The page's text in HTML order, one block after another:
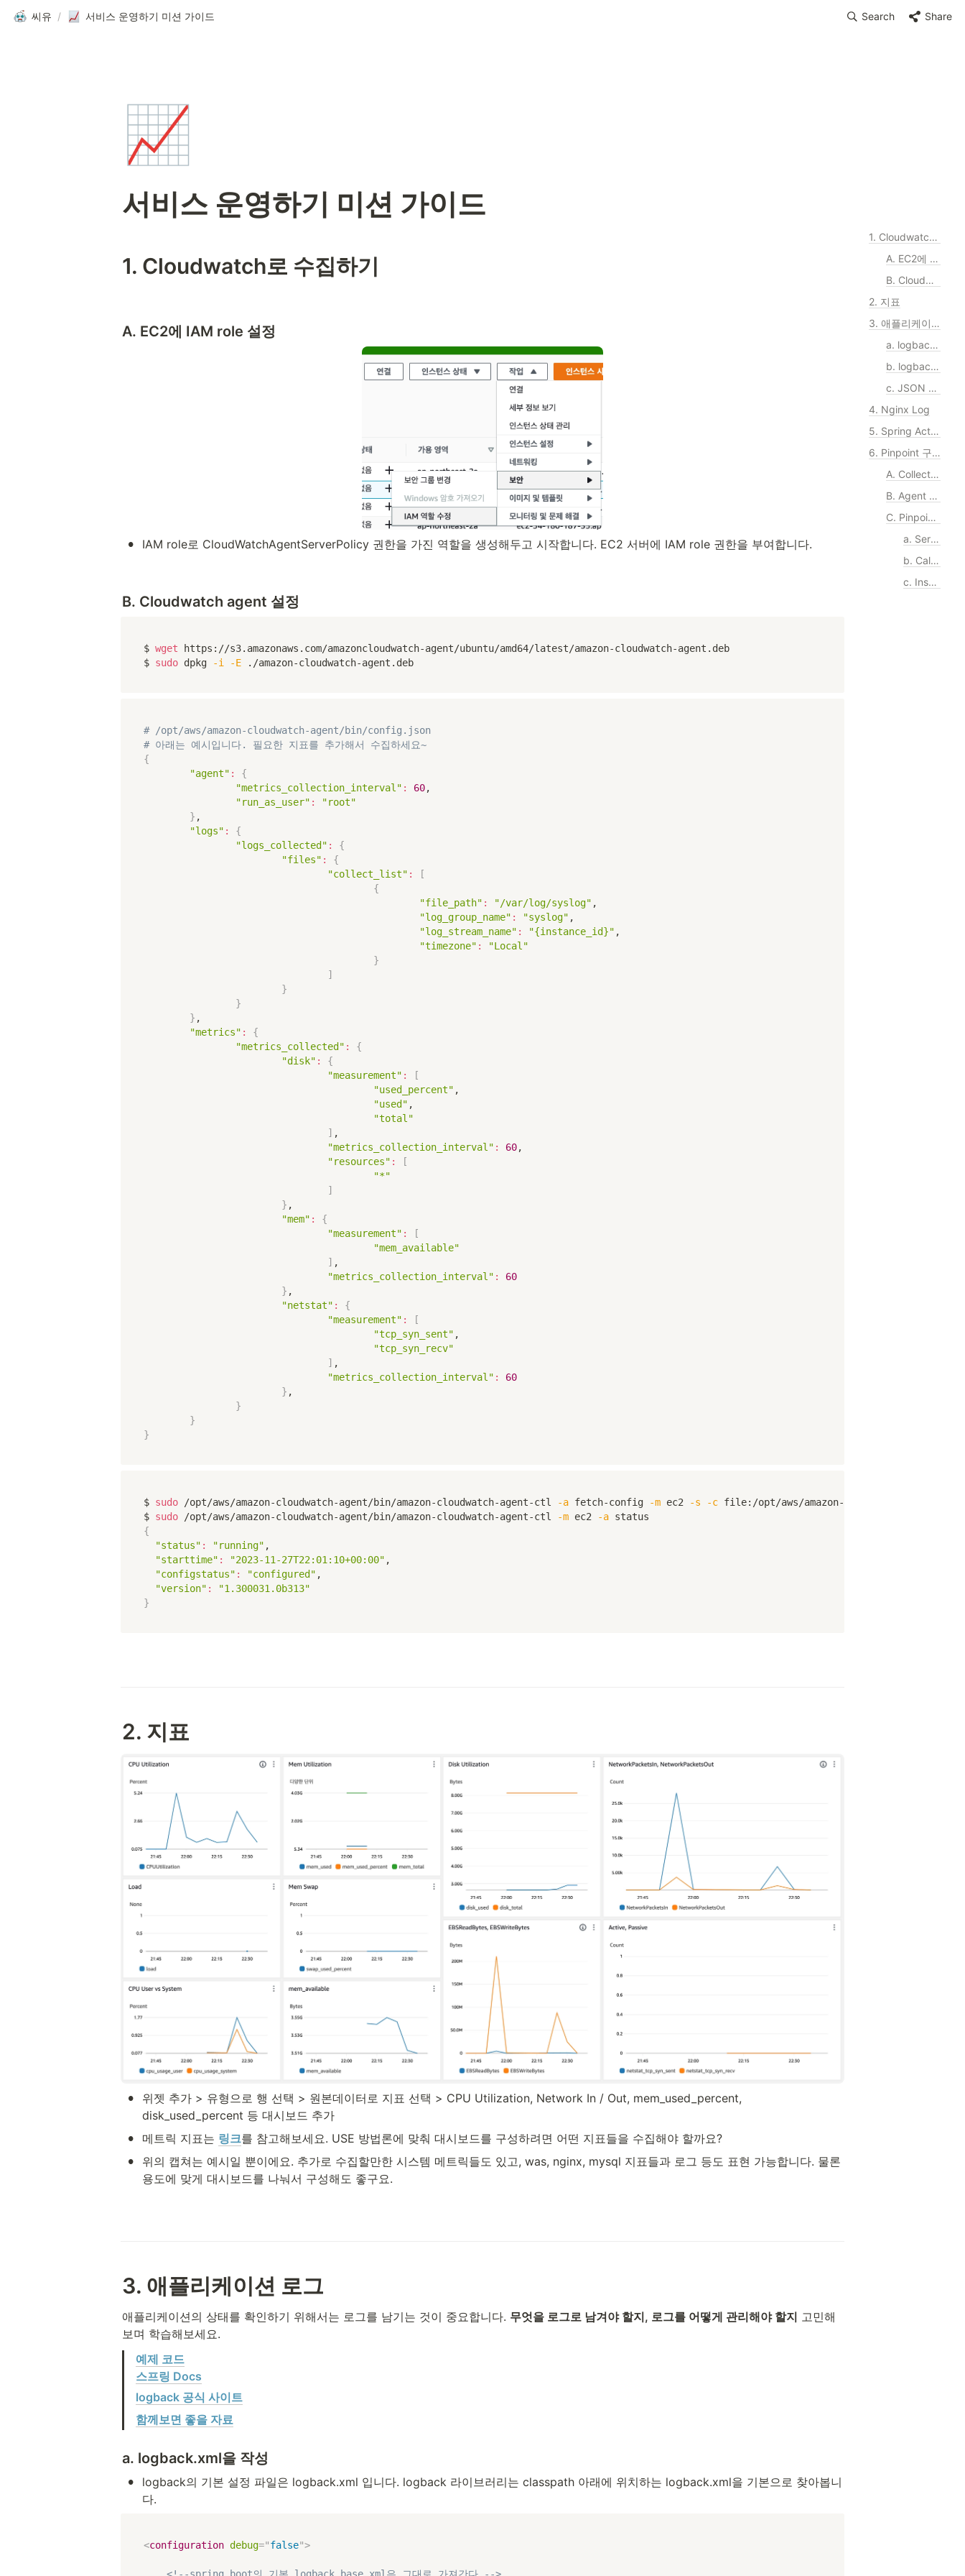
씨유 / 서비스 운영하기 미션 가이드 Search Share
📈
서비스 운영하기 미션 가이드
1. Cloudwatch로 수집하기
A. EC2에 IAM role 설정
B. Cloudwatch agent 설정
2. 지표
3. 애플리케이션 로그
a. logback.xml을 작성
b. logback을 이용하여 logging
c. JSON 로그를 사용한 이벤트 로그 수집
4. Nginx Log
5. Spring Actuator
6. Pinpoint 구성하기
A. Collector 구성하기
B. Agent 구성하기
C. Pinpoint 웹 콘솔 살펴보기
a. Servermap
b. Callstack Trace
c. Inspector
1. Cloudwatch로 수집하기
A. EC2에 IAM role 설정
• IAM role로 CloudWatchAgentServerPolicy 권한을 가진 역할을 생성해두고 시작합니다. EC2 서버에 IAM role 권한을 부여합니다.
B. Cloudwatch agent 설정
$ wget https://s3.amazonaws.com/amazoncloudwatch-agent/ubuntu/amd64/latest/amazon-cloudwatch-agent.deb
$ sudo dpkg -i -E ./amazon-cloudwatch-agent.deb
# /opt/aws/amazon-cloudwatch-agent/bin/config.json
# 아래는 예시입니다. 필요한 지표를 추가해서 수집하세요~
{
"agent" :
{
"metrics_collection_interval" : 60,
"run_as_user" :
"root"
} ,
"logs" :
{
"logs_collected" :
{
"files" :
{
"collect_list" :
[
{
"file_path" : "/var/log/syslog" ,
"log_group_name" : "syslog" ,
"log_stream_name" : "{instance_id}" ,
"timezone" :
"Local"
}
]
}
}
} ,
"metrics" :
{
"metrics_collected" :
{
"disk" :
{
"measurement" :
[
"used_percent" ,
"used" ,
"total"
] ,
"metrics_collection_interval" : 60,
"resources" :
[
"*"
]
} ,
"mem" :
{
"measurement" :
[
"mem_available"
] ,
"metrics_collection_interval" :
60
} ,
"netstat" :
{
"measurement" :
[
"tcp_syn_sent" ,
"tcp_syn_recv"
] ,
"metrics_collection_interval" :
60
} ,
}
}
}
$ sudo /opt/aws/amazon-cloudwatch-agent/bin/amazon-cloudwatch-agent-ctl -a fetch-config -m ec2 -s -c file:/opt/aws/amazon-cloudwatch-agent/
$ sudo /opt/aws/amazon-cloudwatch-agent/bin/amazon-cloudwatch-agent-ctl -m ec2 -a
{
"status" : "running" ,
"starttime" : "2023-11-27T22:01:10+00:00" ,
"configstatus" : "configured" ,
"version" :
"1.300031.0b313"
}
2. 지표
•
위젯 추가 > 유형으로 행 선택 > 원본데이터로 지표 선택 > CPU Utilization, Network In / Out, mem_used_percent,
disk_used_percent 등 대시보드 추가
• 메트릭 지표는 링크를 참고해보세요. USE 방법론에 맞춰 대시보드를 구성하려면 어떤 지표들을 수집해야 할까요?
•
위의 캡쳐는 예시일 뿐이에요. 추가로 수집할만한 시스템 메트릭들도 있고, was, nginx, mysql 지표들과 로그 등도 표현 가능합니다. 물론
용도에 맞게 대시보드를 나눠서 구성해도 좋구요.
3. 애플리케이션 로그
애플리케이션의 상태를 확인하기 위해서는 로그를 남기는 것이 중요합니다. 무엇을 로그로 남겨야 할지, 로그를 어떻게 관리해야 할지 고민해
보며 학습해보세요.
예제 코드
스프링 Docs
logback 공식 사이트
함께보면 좋을 자료
a. logback.xml을 작성
•
logback의 기본 설정 파일은 logback.xml 입니다. logback 라이브러리는 classpath 아래에 위치하는 logback.xml을 기본으로 찾아봅니
다.
<configuration debug="false">
<!--spring boot의 기본 logback base.xml은 그대로 가져간다.-->